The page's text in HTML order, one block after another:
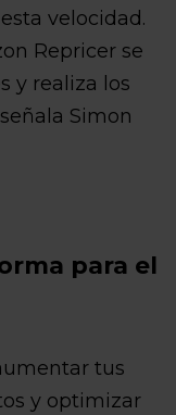
velocidad.
Repricer se
y realiza los
Simon
para el
tus
y optimizar